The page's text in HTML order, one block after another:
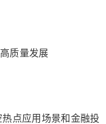
质量发展
点应用场景和金融投